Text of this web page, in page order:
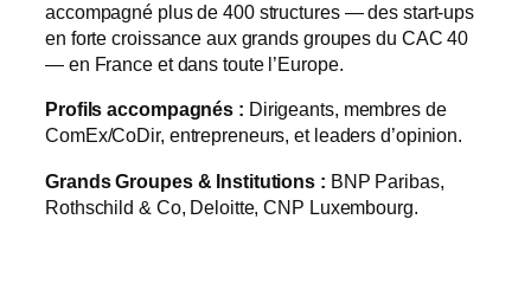
accompagné plus de 400 structures — des start-ups
en forte croissance aux grands groupes du CAC 40
— en France et dans toute l’Europe.
Profils accompagnés : Dirigeants, membres de
ComEx/CoDir, entrepreneurs, et leaders d’opinion.
Grands Groupes & Institutions : BNP Paribas,
Rothschild & Co, Deloitte, CNP Luxembourg.